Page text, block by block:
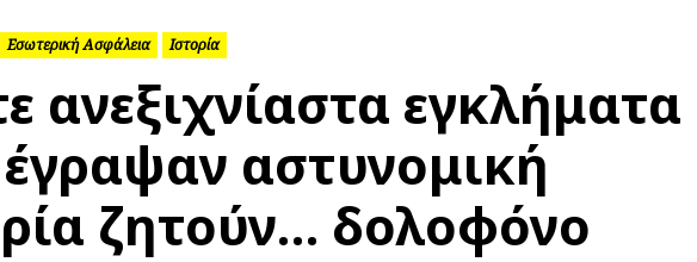
Εσωτερική Ασφάλεια Ιστορία
ανεξιχνίαστα εγκλήματα
αστυνομική
ζητούν… δολοφόνο